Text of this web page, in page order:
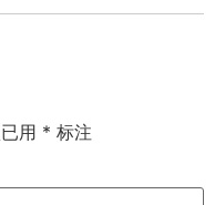
用 * 标注